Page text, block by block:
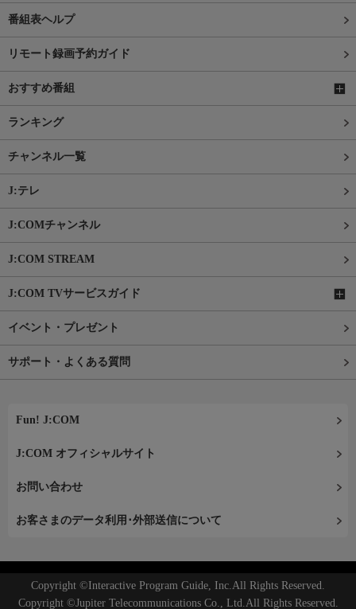
番組表ヘルプ
リモート録画予約ガイド
おすすめ番組
ランキング
チャンネル一覧
J:テレ
J:COMチャンネル
J:COM STREAM
J:COM TVサービスガイド
イベント・プレゼント
サポート・よくある質問
Fun! J:COM
J:COM オフィシャルサイト
お問い合わせ
お客さまのデータ利用･外部送信について
Copyright ©Interactive Program Guide, Inc.All Rights Reserved.
Copyright ©Jupiter Telecommunications Co., Ltd.All Rights Reserved.